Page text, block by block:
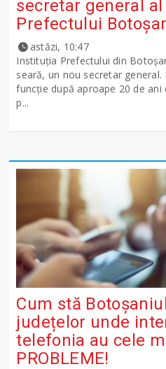
secretar general
Prefectului
astăzi, 10:47
Instituția Prefectului din
seară, un nou secretar
funcție după aproape 20 de
p...
Cum stă
județelor unde
telefonia au cele
PROBLEME!